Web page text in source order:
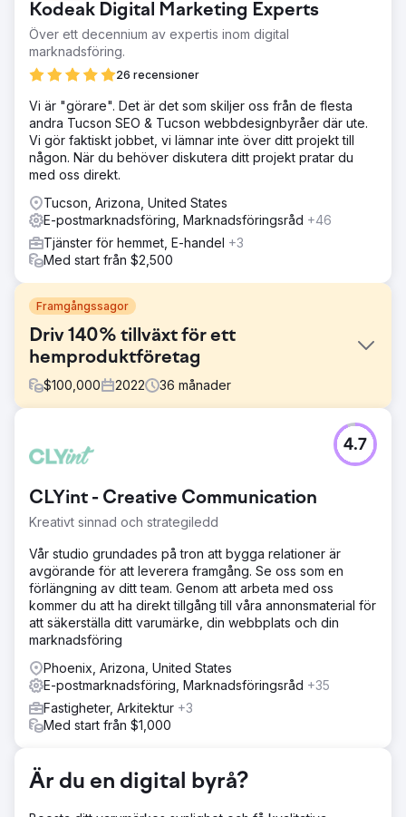
Kodeak Digital Marketing Experts
Över ett decennium av expertis inom digital
marknadsföring.
26 recensioner
Vi är "görare". Det är det som skiljer oss från de flesta
andra Tucson SEO & Tucson webbdesignbyråer där ute.
Vi gör faktiskt jobbet, vi lämnar inte över ditt projekt till
någon. När du behöver diskutera ditt projekt pratar du
med oss direkt.
Tucson, Arizona, United States
E-postmarknadsföring, Marknadsföringsråd +46
Tjänster för hemmet, E-handel +3
Med start från $2,500
Framgångssagor
Driv 140% tillväxt för ett
hemproduktföretag
$100,000 2022 36 månader
The Rope Company, en återförsäljare av hemprodukter
som specialiserat sig på högkvalitativa repvaror, behövde
var att skapa ett sammanhållet, tidlöst utseende som
återspeglade deras uppdrag och värderingar samtidigt
som de ökade varumärkesmedvetenheten, förbättrade
användarupplevelsen och ökade intäkterna.
Lösning
Anchour levererade en komplett varumärkesuppdatering,
inklusive nya logotyper, undermärken, en färgpalett och
en varumärkesstrategi. De gjorde om The Rope
Companys webbplats, migrerade den från
WooCommerce till Shopify med förbättrad UX/UI,
förbättrad navigering och SEO-integration. Anchour
hanterade även Facebook-, Instagram- och YouTube-
annonser och körde e-postmarknadsföringskampanjer.
Deras team såg till att alla ansträngningar var i linje med
tidlös look över alla kanaler.
CLYint - Creative Communication
Kreativt sinnad och strategiledd
4.7
Vår studio grundades på tron att bygga relationer är
avgörande för att leverera framgång. Se oss som en
förlängning av ditt team. Genom att arbeta med oss
kommer du att ha direkt tillgång till våra annonsmaterial för
att säkerställa ditt varumärke, din webbplats och din
marknadsföring
Phoenix, Arizona, United States
E-postmarknadsföring, Marknadsföringsråd +35
Fastigheter, Arkitektur +3
Med start från $1,000
Är du en digital byrå?